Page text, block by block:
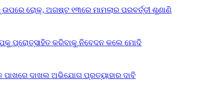
ରୋକ୍, ଅଗଷ୍ଟ ୧୩ରେ ମାମଲାର ପରବର୍ତ୍ତୀ ଶୁଣାଣି
ପ୍ରୋତ୍ସାହିତ କରିବାକୁ ନିବେଦନ କଲେ ମୋଦି
ପାଖରେ ଦାଖଲ ଅଭିଯୋଗ ପ୍ରତ୍ୟାହାର ଦାବି